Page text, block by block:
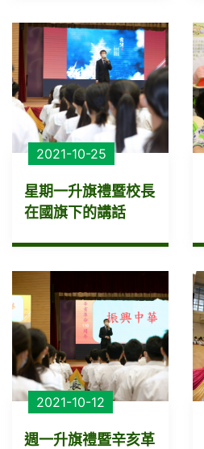
2021-10-25
星期一升旗禮暨校長
在國旗下的講話
2021-10-12
週一升旗禮暨辛亥革